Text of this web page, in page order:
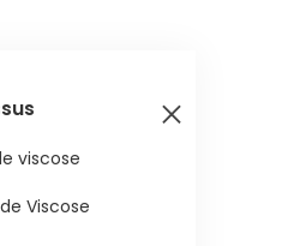
viscose
Viscose